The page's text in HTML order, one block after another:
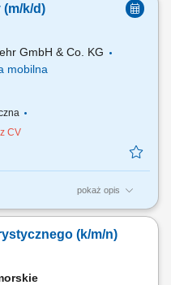
of the mobile dental unit;
(m/k/d)
GmbH & Co. KG
mobilna
CV
pokaż opis
i rozładunku;
i na zewnątrz;(k/m/n)